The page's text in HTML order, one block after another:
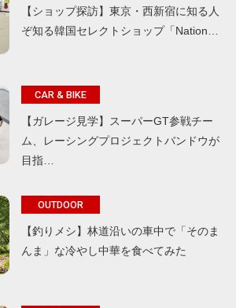
【ショップ探訪】東京・西新宿に知る人
ぞ知る韓国セレクトショップ「Nation…
CAR & BIKE
【ガレージ見学】スーパーGT参戦チー
ム、レーシングプロジェクトバンドウが
目指…
OUTDOOR
【釣りメシ】林道沿いの車中で「そのま
んま」な冷やし中華を食べてみた